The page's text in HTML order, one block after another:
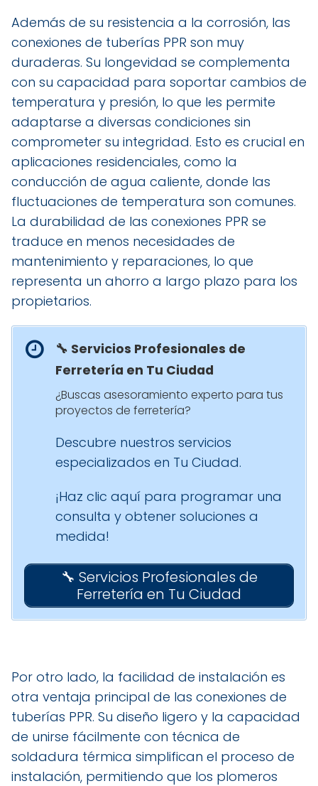
Además de su resistencia a la corrosión, las
conexiones de tuberías PPR son muy
duraderas. Su longevidad se complementa
con su capacidad para soportar cambios de
temperatura y presión, lo que les permite
adaptarse a diversas condiciones sin
comprometer su integridad. Esto es crucial en
aplicaciones residenciales, como la
conducción de agua caliente, donde las
fluctuaciones de temperatura son comunes.
La durabilidad de las conexiones PPR se
traduce en menos necesidades de
mantenimiento y reparaciones, lo que
representa un ahorro a largo plazo para los
propietarios.
🔧 Servicios Profesionales de
Ferretería en Tu Ciudad
¿Buscas asesoramiento experto para tus
proyectos de ferretería?
Descubre nuestros servicios
especializados en Tu Ciudad.
¡Haz clic aquí para programar una
consulta y obtener soluciones a
medida!
🔧 Servicios Profesionales de
Ferretería en Tu Ciudad
Por otro lado, la facilidad de instalación es
otra ventaja principal de las conexiones de
tuberías PPR. Su diseño ligero y la capacidad
de unirse fácilmente con técnica de
soldadura térmica simplifican el proceso de
instalación, permitiendo que los plomeros